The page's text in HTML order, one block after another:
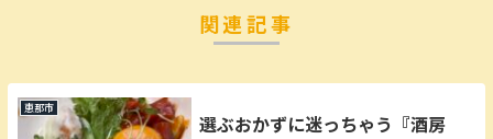
関連記事
恵那市
選ぶおかずに迷っちゃう『酒房